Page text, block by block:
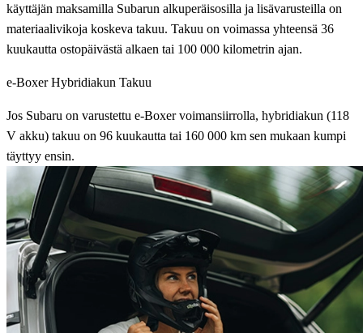
käyttäjän maksamilla Subarun alkuperäisosilla ja lisävarusteilla on
materiaalivikoja koskeva takuu. Takuu on voimassa yhteensä 36
kuukautta ostopäivästä alkaen tai 100 000 kilometrin ajan.
e-Boxer Hybridiakun Takuu
Jos Subaru on varustettu e-Boxer voimansiirrolla, hybridiakun (118
V akku) takuu on 96 kuukautta tai 160 000 km sen mukaan kumpi
täyttyy ensin.